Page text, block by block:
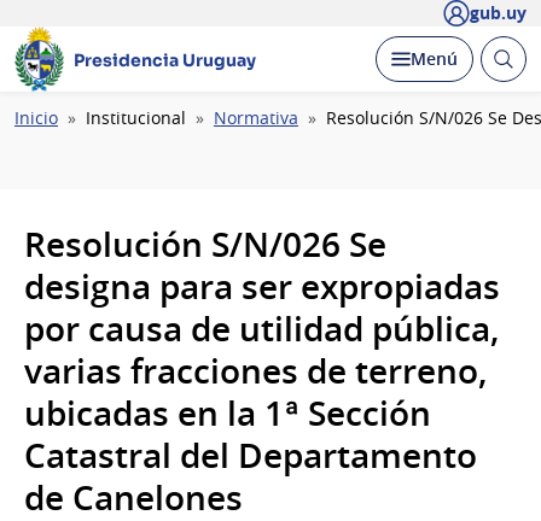
gub.uy
Presidencia Uruguay Desplegar
Menú Abrir
Ruta
Inicio Institucional Normativa Resolución S/N/026 Se
Resolución S/N/026 Se
designa para ser expropiadas
por causa de utilidad pública,
varias fracciones de terreno,
ubicadas en la 1ª Sección
Catastral del Departamento
de Canelones